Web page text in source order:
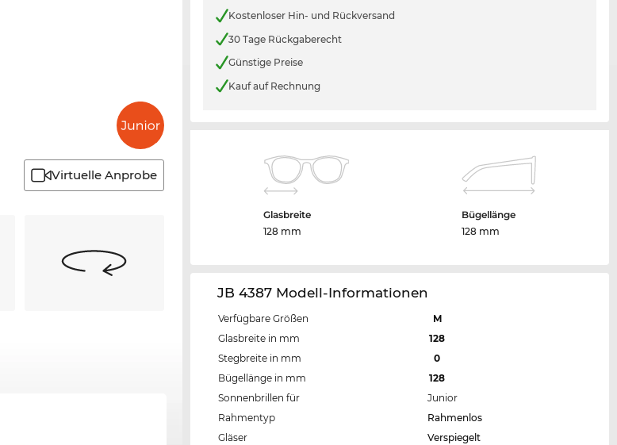
Virtuelle Anprobe
Kostenloser Hin- und Rückversand
30 Tage Rückgaberecht
Günstige Preise
Kauf auf Rechnung
Glasbreite
128 mm
Bügellänge
128 mm
JB 4387 Modell-Informationen
Verfügbare Größen
M
Glasbreite in mm
128
Stegbreite in mm
0
Bügellänge in mm
128
Sonnenbrillen für
Junior
Rahmentyp
Rahmenlos
Gläser
Verspiegelt